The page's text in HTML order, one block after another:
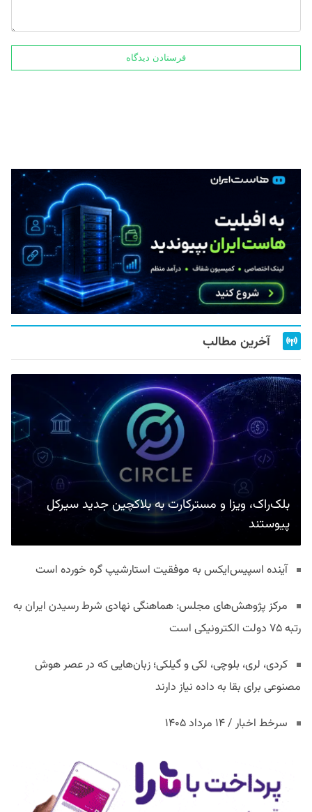
آخرین مطالب
بلک‌راک، ویزا و مسترکارت به بلاکچین جدید سیرکل
پیوستند
آینده اسپیس‌ایکس به موفقیت استارشیپ گره خورده است
مرکز پژوهش‌های مجلس: هماهنگی نهادی شرط رسیدن ایران به
رتبه ۷۵ دولت الکترونیکی است
کردی، لری، بلوچی، لکی و گیلکی؛ زبان‌هایی که در عصر هوش
مصنوعی برای بقا به داده نیاز دارند
سرخط اخبار / ۱۴ مرداد ۱۴۰۵